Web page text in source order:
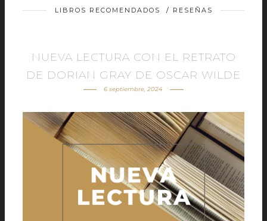
LIBROS RECOMENDADOS / RESEÑAS
NUEVA LECTURA CON EL RETRATO
DE DORIAN GRAY DE OSCAR WILDE
6 septiembre, 2024